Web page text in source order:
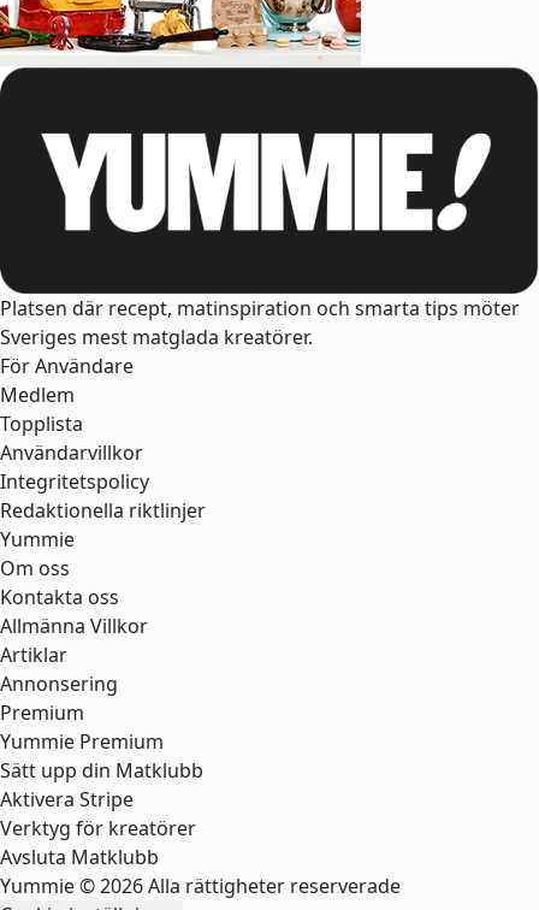
Platsen där recept, matinspiration och smarta tips möter
Sveriges mest matglada kreatörer.
För Användare
Medlem
Topplista
Användarvillkor
Integritetspolicy
Redaktionella riktlinjer
Yummie
Om oss
Kontakta oss
Allmänna Villkor
Artiklar
Annonsering
Premium
Yummie Premium
Sätt upp din Matklubb
Aktivera Stripe
Verktyg för kreatörer
Avsluta Matklubb
Yummie © 2026 Alla rättigheter reserverade